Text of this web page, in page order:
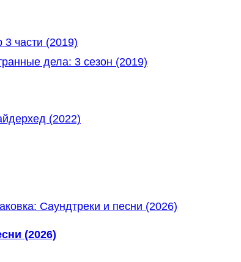
части (2019)
дела: 3 сезон (2019)
(2026)